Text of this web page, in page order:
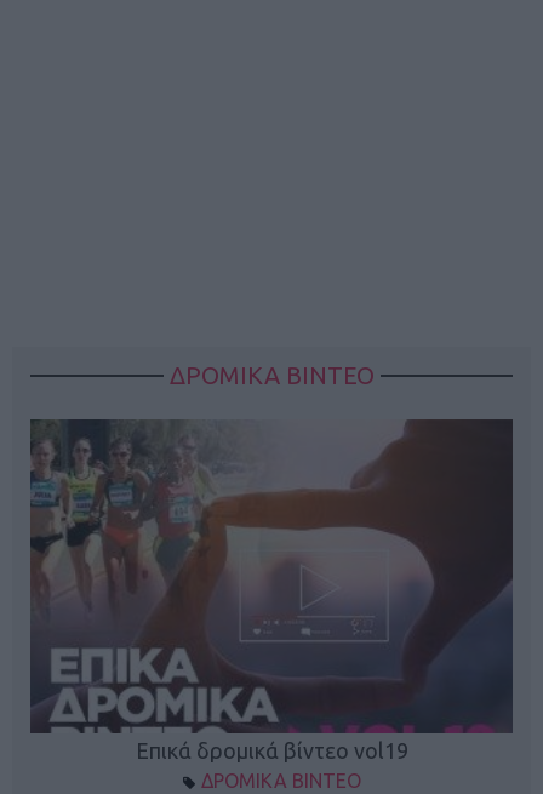
ΔΡΟΜΙΚΑ ΒΙΝΤΕΟ
Επικά δρομικά βίντεο vol19
ΔΡΟΜΙΚΑ ΒΙΝΤΕΟ